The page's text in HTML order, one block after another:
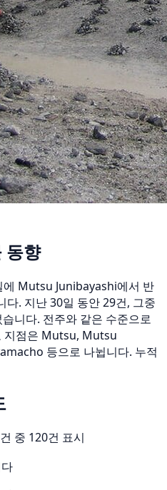
동향
Mutsu Junibayashi에서 반
다. 지난 30일 동안 29건, 그중
니다. 전주와 같은 수준으로
지점은 Mutsu, Mutsu
등으로 나뉩니다. 누적
중 120건 표시